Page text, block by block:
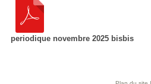
periodique novembre 2025 bisbis